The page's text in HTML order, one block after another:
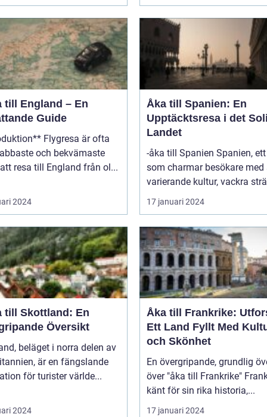
till England – En
Guide
Flygresa är ofta
och bekvämaste
resa till England från ol...
2024
Åka till Spanien: En
Upptäcktsresa i det
Landet
-åka till Spanien Spanien, ett land
som charmar besökare med
varierande kultur, vackra
17 januari 2024
till Skottland: En
Översikt
beläget i norra delen av
är en fängslande
för turister världe...
2024
Åka till Frankrike:
Ett Land Fyllt Med
och Skönhet
En övergripande, grundlig
över "åka till Frankrike" Frankrike,
känt för sin rika historia,...
17 januari 2024